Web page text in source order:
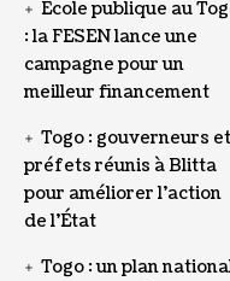
École publique au
: la FESEN lance une
campagne pour un
meilleur financement
Togo : gouverneurs et
préfets réunis à Blitta
pour améliorer l’action
de l’État
Togo : un plan